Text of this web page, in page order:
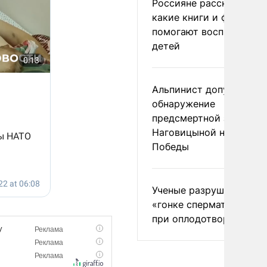
Россияне рассказали,
какие книги и фильмы
помогают воспитывать
детей
Альпинист допустил
обнаружение
предсмертной записки
Наговицыной на пике
Победы
Ученые разрушили миф
«гонке
при оплодотворении